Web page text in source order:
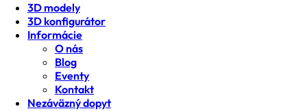
3D modely
3D konfigurátor
Informácie
O nás
Blog
Eventy
Kontakt
Nezáväzný dopyt